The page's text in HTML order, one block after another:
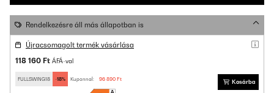
Rendelkezésre áll más állapotban is
Újracsomagolt termék vásárlása
118 160 Ft ÁFÁ-val
FULLSWING18 -18% Kuponnal: 96 890 Ft Kosárba